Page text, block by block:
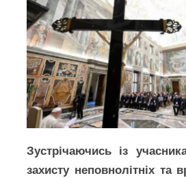
Зустрічаючись із
захисту неповнолітніх та